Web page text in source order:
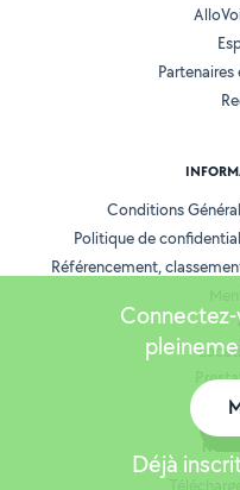
Conditions
Politique de
Référencement,
Déjà